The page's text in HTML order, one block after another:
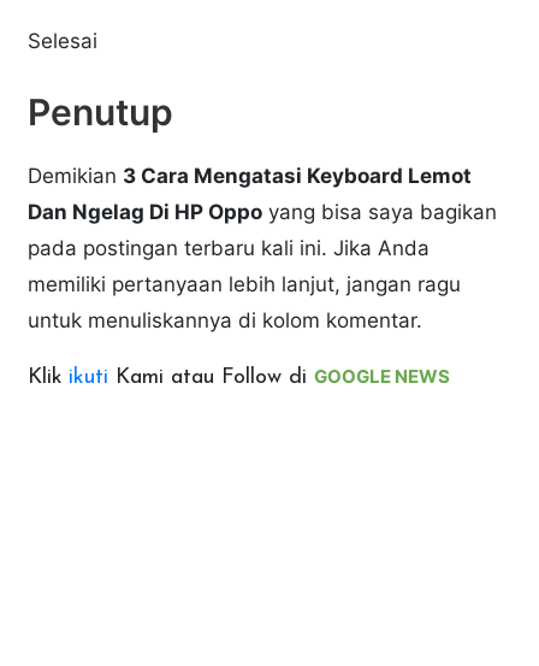
Selesai
Penutup
Demikian 3 Cara Mengatasi Keyboard Lemot
Dan Ngelag Di HP Oppo yang bisa saya bagikan
pada postingan terbaru kali ini. Jika Anda
memiliki pertanyaan lebih lanjut, jangan ragu
untuk menuliskannya di kolom komentar.
Klik ikuti Kami atau Follow diGOOGLE NEWS